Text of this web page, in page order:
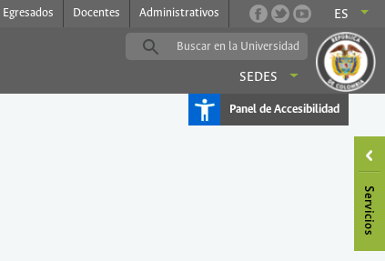
Egresados Docentes Administrativos ES
SEDES
Panel de Accesibilidad